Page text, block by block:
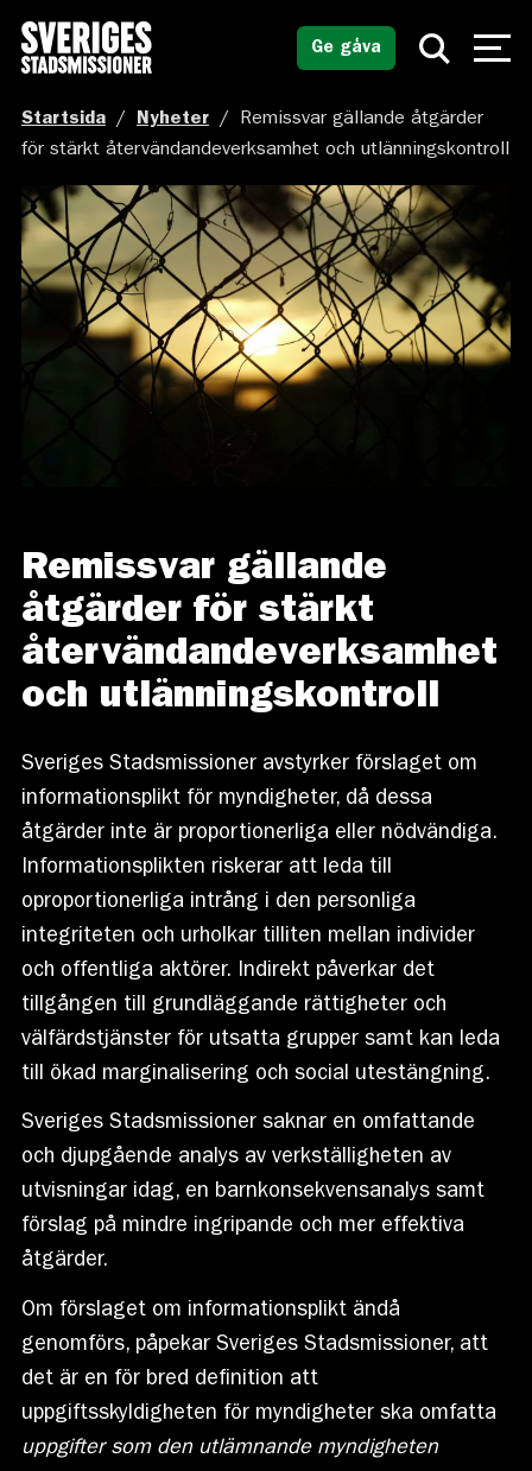
Ge gåva
Startsida / Nyheter /
Remissvar gällande åtgärder
för stärkt återvändandeverksamhet och utlänningskontroll
Remissvar gällande
åtgärder för stärkt
återvändandeverksamhet
och utlänningskontroll
Sveriges Stadsmissioner avstyrker förslaget om
informationsplikt för myndigheter, då dessa
åtgärder inte är proportionerliga eller nödvändiga.
Informationsplikten riskerar att leda till
oproportionerliga intrång i den personliga
integriteten och urholkar tilliten mellan individer
och offentliga aktörer. Indirekt påverkar det
tillgången till grundläggande rättigheter och
välfärdstjänster för utsatta grupper samt kan leda
till ökad marginalisering och social utestängning.
Sveriges Stadsmissioner saknar en omfattande
och djupgående analys av verkställigheten av
utvisningar idag, en barnkonsekvensanalys samt
förslag på mindre ingripande och mer effektiva
åtgärder.
Om förslaget om informationsplikt ändå
genomförs, påpekar Sveriges Stadsmissioner, att
det är en för bred definition att
uppgiftsskyldigheten för myndigheter ska omfatta
uppgifter som den utlämnande myndigheten